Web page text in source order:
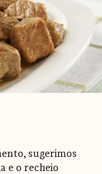
sugerimos
e o recheio